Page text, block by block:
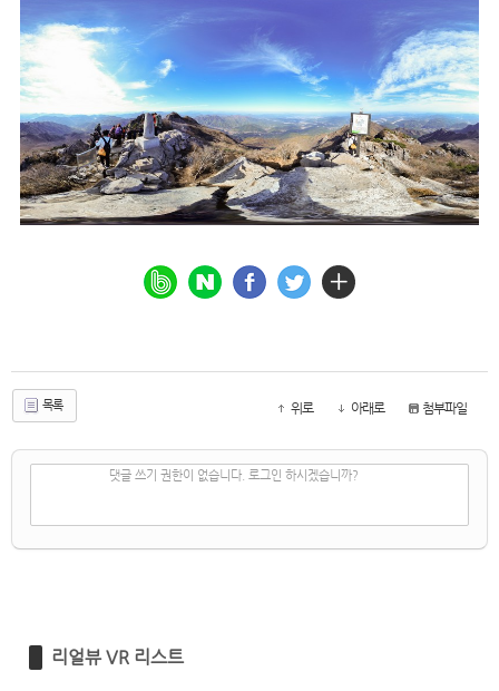
목록 위로 아래로 첨부파일
댓글 쓰기 권한이 없습니다. 로그인 하시겠습니까?
리얼뷰 VR 리스트